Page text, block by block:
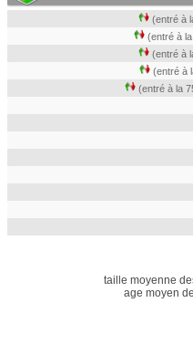
(entré à
(entré à
(entré à
(entré à
(entré à la
taille moyenne
age moyen